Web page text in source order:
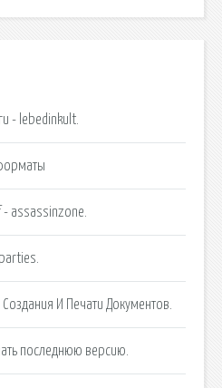
- lebedinkult.
assassinzone.
И Печати Документов.
последнюю версию.